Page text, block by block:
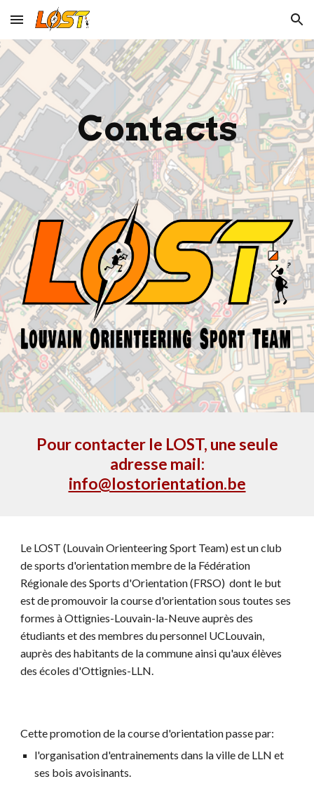
Skip to main content Skip to navigation
Contacts
Pour contacter le LOST, une seule
adresse mail:
info@lostorientation.be
Le LOST (Louvain Orienteering Sport Team) est un club
de sports d'orientation membre de la Fédération
Régionale des Sports d'Orientation (FRSO) dont le but
est de promouvoir la course d'orientation sous toutes ses
formes à Ottignies-Louvain-la-Neuve auprès des
étudiants et des membres du personnel UCLouvain,
auprès des habitants de la commune ainsi qu'aux élèves
des écoles d'Ottignies-LLN.
Cette promotion de la course d'orientation passe par:
l'organisation d'entrainements dans la ville de LLN et
ses bois avoisinants.